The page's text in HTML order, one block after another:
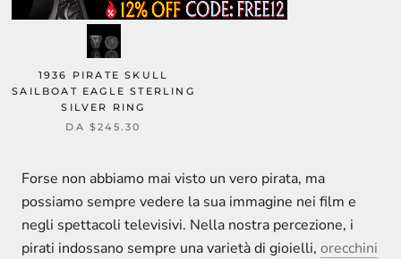
1936 PIRATE SKULL
SAILBOAT EAGLE STERLING
SILVER RING
DA$245.30
Forse non abbiamo mai visto un vero pirata, ma
possiamo sempre vedere la sua immagine nei film e
negli spettacoli televisivi. Nella nostra percezione, i
pirati indossano sempre una varietà di gioielli, orecchini